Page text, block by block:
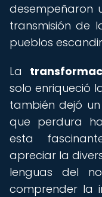
desempeñaron
transmisión de
pueblos
La
solo enriqueció
también dejó
que perdura
esta
apreciar la
lenguas del
comprender la